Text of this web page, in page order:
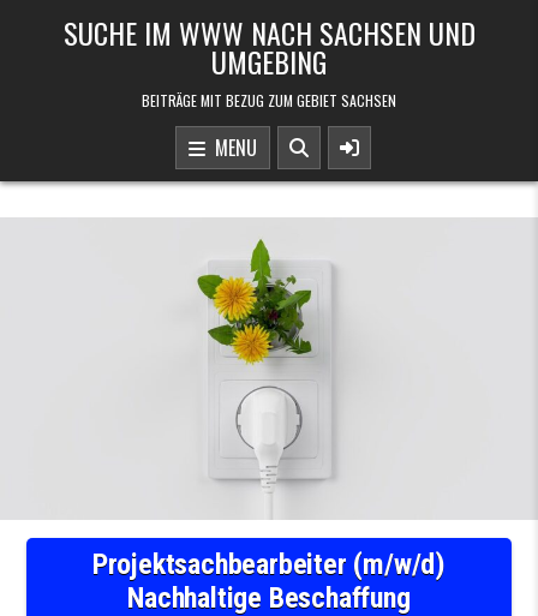
SUCHE IM WWW NACH SACHSEN UND
UMGEBING
BEITRÄGE MIT BEZUG ZUM GEBIET SACHSEN
MENU
Projektsachbearbeiter (m/w/d)
Nachhaltige Beschaffung